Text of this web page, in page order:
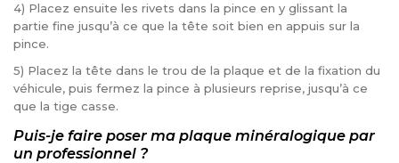
4) Placez ensuite les rivets dans la pince en y glissant la
partie fine jusqu’à ce que la tête soit bien en appuis sur la
pince.
5) Placez la tête dans le trou de la plaque et de la fixation du
véhicule, puis fermez la pince à plusieurs reprise, jusqu’à ce
que la tige casse.
Puis-je faire poser ma plaque minéralogique par
un professionnel ?